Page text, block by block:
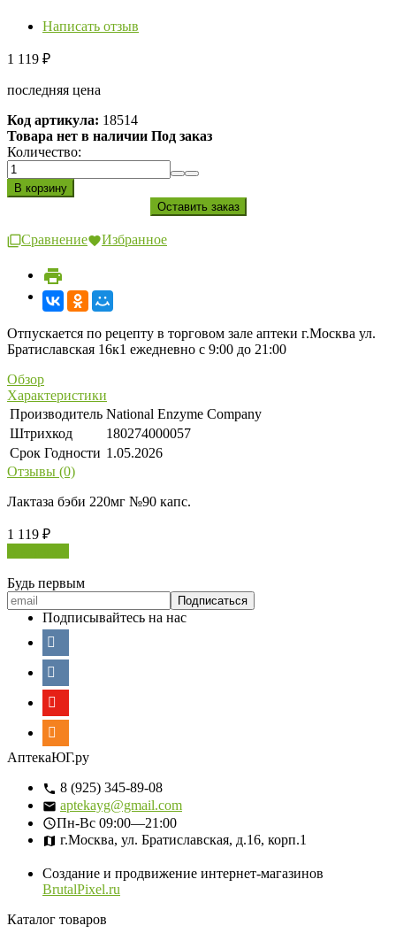
Написать отзыв
1 119 ₽
последняя цена
Код артикула: 18514
Товара нет в наличии Под заказ
Количество:
Сравнение Избранное
Отпускается по рецепту в торговом зале аптеки г.Москва ул.
Братиславская 16к1 ежедневно с 9:00 до 21:00
Обзор
Характеристики
Производитель National Enzyme Company
Штрихкод
180274000057
Срок Годности 1.05.2026
Отзывы (0)
Лактаза бэби 220мг №90 капс.
1 119 ₽
Будь первым
Подписывайтесь на нас
АптекаЮГ.ру
8 (925) 345-89-08
aptekayg@gmail.com
Пн-Вс 09:00—21:00
г.Москва, ул. Братиславская, д.16, корп.1
Создание и продвижение интернет-магазинов
BrutalPixel.ru
Каталог товаров